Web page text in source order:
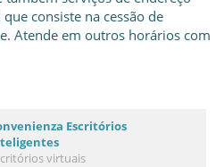
consiste na cessão de
Atende em outros horários com
Escritórios
virtuais